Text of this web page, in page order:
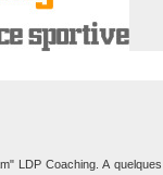
LDP Coaching. A quelques